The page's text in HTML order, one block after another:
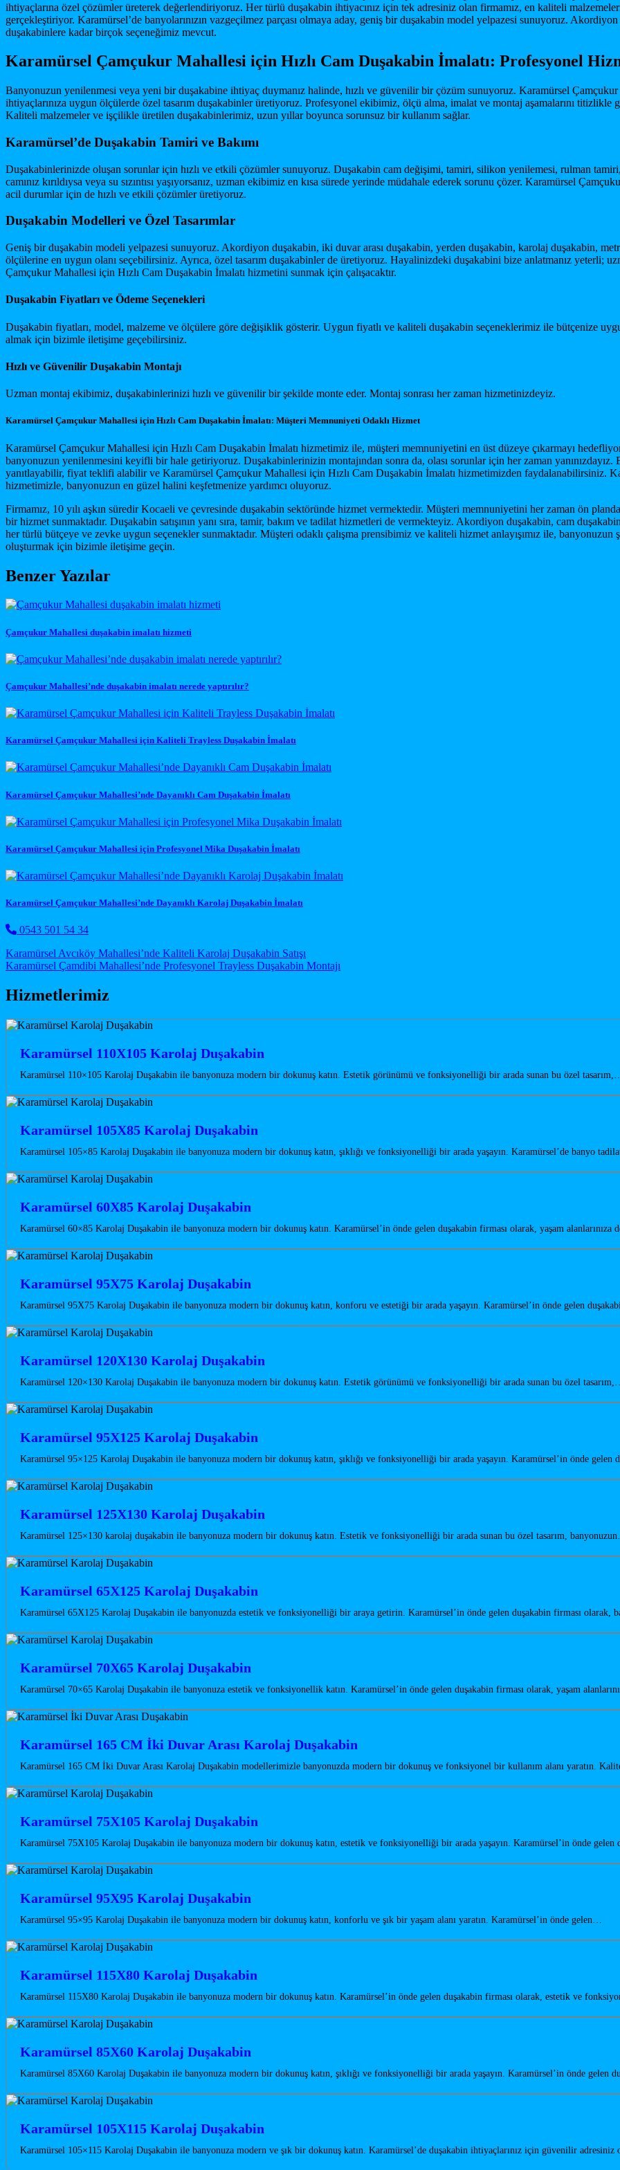
ihtiyaçlarına özel çözümler üreterek değerlendiriyoruz. Her türlü duşakabin ihtiyacınız için tek adresiniz olan firmamız, en kaliteli
gerçekleştiriyor. Karamürsel’de banyolarınızın vazgeçilmez parçası olmaya aday, geniş bir duşakabin model yelpazesi sunuyoruz.
duşakabinlere kadar birçok seçeneğimiz mevcut.
Karamürsel Çamçukur Mahallesi için Hızlı Cam Duşakabin İmalatı: Profesyonel
Banyonuzun yenilenmesi veya yeni bir duşakabine ihtiyaç duymanız halinde, hızlı ve güvenilir bir çözüm sunuyoruz. Karamürsel
ihtiyaçlarınıza uygun ölçülerde özel tasarım duşakabinler üretiyoruz. Profesyonel ekibimiz, ölçü alma, imalat ve montaj aşamalarını titizlikle
Kaliteli malzemeler ve işçilikle üretilen duşakabinlerimiz, uzun yıllar boyunca sorunsuz bir kullanım sağlar.
Karamürsel’de Duşakabin Tamiri ve Bakımı
Duşakabinlerinizde oluşan sorunlar için hızlı ve etkili çözümler sunuyoruz. Duşakabin cam değişimi, tamiri, silikon yenilemesi, rulman
camınız kırıldıysa veya su sızıntısı yaşıyorsanız, uzman ekibimiz en kısa sürede yerinde müdahale ederek sorunu çözer. Karamürsel
acil durumlar için de hızlı ve etkili çözümler üretiyoruz.
Duşakabin Modelleri ve Özel Tasarımlar
Geniş bir duşakabin modeli yelpazesi sunuyoruz. Akordiyon duşakabin, iki duvar arası duşakabin, yerden duşakabin, karolaj duşakabin,
ölçülerine en uygun olanı seçebilirsiniz. Ayrıca, özel tasarım duşakabinler de üretiyoruz. Hayalinizdeki duşakabini bize anlatmanız yeterli;
Çamçukur Mahallesi için Hızlı Cam Duşakabin İmalatı hizmetini sunmak için çalışacaktır.
Duşakabin Fiyatları ve Ödeme Seçenekleri
Duşakabin fiyatları, model, malzeme ve ölçülere göre değişiklik gösterir. Uygun fiyatlı ve kaliteli duşakabin seçeneklerimiz ile bütçenize
almak için bizimle iletişime geçebilirsiniz.
Hızlı ve Güvenilir Duşakabin Montajı
Uzman montaj ekibimiz, duşakabinlerinizi hızlı ve güvenilir bir şekilde monte eder. Montaj sonrası her zaman hizmetinizdeyiz.
Karamürsel Çamçukur Mahallesi için Hızlı Cam Duşakabin İmalatı: Müşteri Memnuniyeti Odaklı Hizmet
Karamürsel Çamçukur Mahallesi için Hızlı Cam Duşakabin İmalatı hizmetimiz ile, müşteri memnuniyetini en üst düzeye çıkarmayı
banyonuzun yenilenmesini keyifli bir hale getiriyoruz. Duşakabinlerinizin montajından sonra da, olası sorunlar için her zaman
yanıtlayabilir, fiyat teklifi alabilir ve Karamürsel Çamçukur Mahallesi için Hızlı Cam Duşakabin İmalatı hizmetimizden faydalanabilirsiniz.
hizmetimizle, banyonuzun en güzel halini keşfetmenize yardımcı oluyoruz.
Firmamız, 10 yılı aşkın süredir Kocaeli ve çevresinde duşakabin sektöründe hizmet vermektedir. Müşteri memnuniyetini her zaman ön
bir hizmet sunmaktadır. Duşakabin satışının yanı sıra, tamir, bakım ve tadilat hizmetleri de vermekteyiz. Akordiyon duşakabin, cam
her türlü bütçeye ve zevke uygun seçenekler sunmaktadır. Müşteri odaklı çalışma prensibimiz ve kaliteli hizmet anlayışımız ile,
oluşturmak için bizimle iletişime geçin.
Benzer Yazılar
Çamçukur Mahallesi duşakabin imalatı hizmeti
Çamçukur Mahallesi’nde duşakabin imalatı nerede yaptırılır?
Karamürsel Çamçukur Mahallesi için Kaliteli Trayless Duşakabin İmalatı
Karamürsel Çamçukur Mahallesi’nde Dayanıklı Cam Duşakabin İmalatı
Karamürsel Çamçukur Mahallesi için Profesyonel Mika Duşakabin İmalatı
Karamürsel Çamçukur Mahallesi’nde Dayanıklı Karolaj Duşakabin İmalatı
0543 501 54 34
Post navigation
Karamürsel Avcıköy Mahallesi’nde Kaliteli Karolaj Duşakabin Satışı
Karamürsel Çamdibi Mahallesi’nde Profesyonel Trayless Duşakabin Montajı
Hizmetlerimiz
Karamürsel 110X105 Karolaj Duşakabin
Karamürsel 110×105 Karolaj Duşakabin ile banyonuza modern bir dokunuş katın. Estetik görünümü ve fonksiyonelliği bir arada sunan bu özel
Karamürsel 105X85 Karolaj Duşakabin
Karamürsel 105×85 Karolaj Duşakabin ile banyonuza modern bir dokunuş katın, şıklığı ve fonksiyonelliği bir arada yaşayın. Karamürsel’de banyo
Karamürsel 60X85 Karolaj Duşakabin
Karamürsel 60×85 Karolaj Duşakabin ile banyonuza modern bir dokunuş katın. Karamürsel’in önde gelen duşakabin firması olarak, yaşam alanlarınıza
Karamürsel 95X75 Karolaj Duşakabin
Karamürsel 95X75 Karolaj Duşakabin ile banyonuza modern bir dokunuş katın, konforu ve estetiği bir arada yaşayın. Karamürsel’in önde gelen
Karamürsel 120X130 Karolaj Duşakabin
Karamürsel 120×130 Karolaj Duşakabin ile banyonuza modern bir dokunuş katın. Estetik görünümü ve fonksiyonelliği bir arada sunan bu özel
Karamürsel 95X125 Karolaj Duşakabin
Karamürsel 95×125 Karolaj Duşakabin ile banyonuza modern bir dokunuş katın, şıklığı ve fonksiyonelliği bir arada yaşayın. Karamürsel’in önde gelen
Karamürsel 125X130 Karolaj Duşakabin
Karamürsel 125×130 karolaj duşakabin ile banyonuza modern bir dokunuş katın. Estetik ve fonksiyonelliği bir arada sunan bu özel tasarım,
Karamürsel 65X125 Karolaj Duşakabin
Karamürsel 65X125 Karolaj Duşakabin ile banyonuzda estetik ve fonksiyonelliği bir araya getirin. Karamürsel’in önde gelen duşakabin firması olarak,
Karamürsel 70X65 Karolaj Duşakabin
Karamürsel 70×65 Karolaj Duşakabin ile banyonuza estetik ve fonksiyonellik katın. Karamürsel’in önde gelen duşakabin firması olarak, yaşam
Karamürsel 165 CM İki Duvar Arası Karolaj Duşakabin
Karamürsel 165 CM İki Duvar Arası Karolaj Duşakabin modellerimizle banyonuzda modern bir dokunuş ve fonksiyonel bir kullanım alanı yaratın.
Karamürsel 75X105 Karolaj Duşakabin
Karamürsel 75X105 Karolaj Duşakabin ile banyonuza modern bir dokunuş katın, estetik ve fonksiyonelliği bir arada yaşayın. Karamürsel’in önde gelen
Karamürsel 95X95 Karolaj Duşakabin
Karamürsel 95×95 Karolaj Duşakabin ile banyonuza modern bir dokunuş katın, konforlu ve şık bir yaşam alanı yaratın. Karamürsel’in önde gelen…
Karamürsel 115X80 Karolaj Duşakabin
Karamürsel 115X80 Karolaj Duşakabin ile banyonuza modern bir dokunuş katın. Karamürsel’in önde gelen duşakabin firması olarak, estetik ve
Karamürsel 85X60 Karolaj Duşakabin
Karamürsel 85X60 Karolaj Duşakabin ile banyonuza modern bir dokunuş katın, şıklığı ve fonksiyonelliği bir arada yaşayın. Karamürsel’in önde gelen
Karamürsel 105X115 Karolaj Duşakabin
Karamürsel 105×115 Karolaj Duşakabin ile banyonuza modern ve şık bir dokunuş katın. Karamürsel’de duşakabin ihtiyaçlarınız için güvenilir